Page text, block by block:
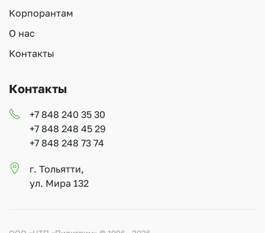
Корпорантам
О нас
Контакты
Контакты
+7 848 240 35 30
+7 848 248 45 29
+7 848 248 73 74
г. Тольятти,
ул. Мира 132